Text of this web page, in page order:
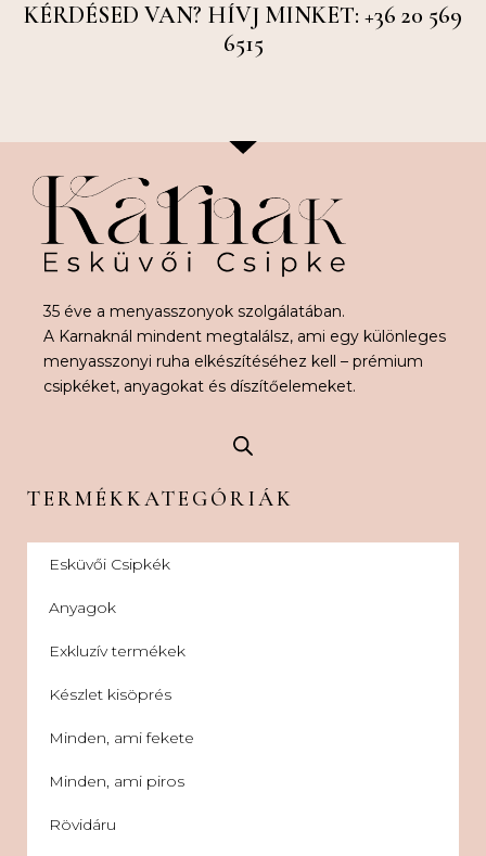
KÉRDÉSED VAN? HÍVJ MINKET: +36 20 569
6515
35 éve a menyasszonyok szolgálatában.
A Karnaknál mindent megtalálsz, ami egy különleges
menyasszonyi ruha elkészítéséhez kell – prémium
csipkéket, anyagokat és díszítőelemeket.
TERMÉKKATEGÓRIÁK
Esküvői Csipkék
Anyagok
Exkluzív termékek
Készlet kisöprés
Minden, ami fekete
Minden, ami piros
Rövidáru